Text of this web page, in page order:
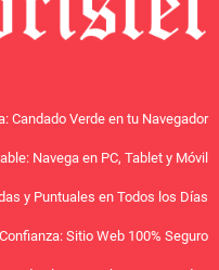
Candado Verde en tu Navegador
Navega en PC, Tablet y Móvil
y Puntuales en Todos los Días
Sitio Web 100% Seguro